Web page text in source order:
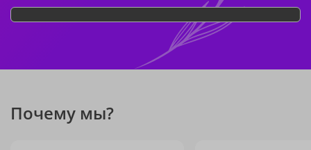
Почему мы?